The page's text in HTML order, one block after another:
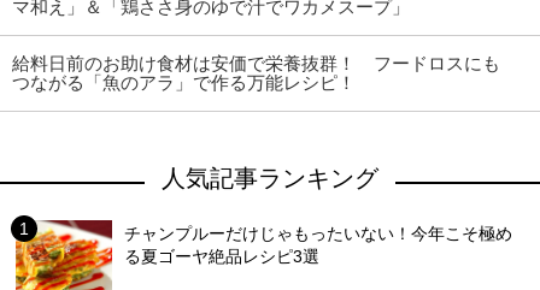
マ和え」＆「鶏ささ身のゆで汁でワカメスープ」
給料日前のお助け食材は安価で栄養抜群！ フードロスにも
つながる「魚のアラ」で作る万能レシピ！
人気記事ランキング
チャンプルーだけじゃもったいない！今年こそ極め
る夏ゴーヤ絶品レシピ3選